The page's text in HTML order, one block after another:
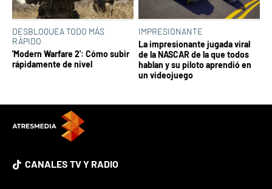
DESBLOQUEA TODO MÁS
RÁPIDO
'Modern Warfare 2': Cómo subir
rápidamente de nivel
IMPRESIONANTE
La impresionante jugada viral
de la NASCAR de la que todos
hablan y su piloto aprendió en
un videojuego
CANALES TV Y RADIO